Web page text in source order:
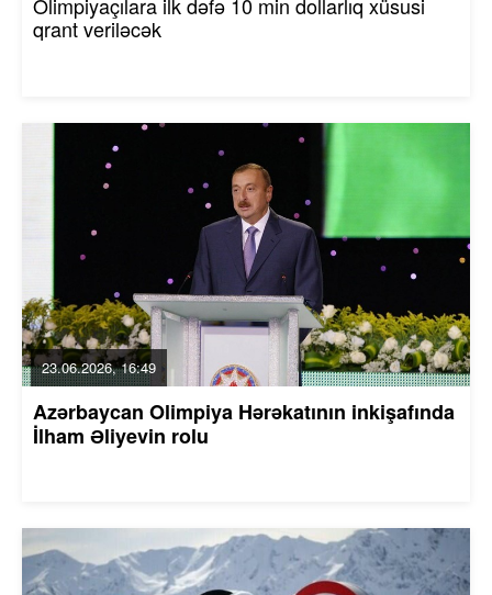
qrant veriləcək
23.06.2026, 16:49
Azərbaycan Olimpiya Hərəkatının inkişafında
İlham Əliyevin rolu